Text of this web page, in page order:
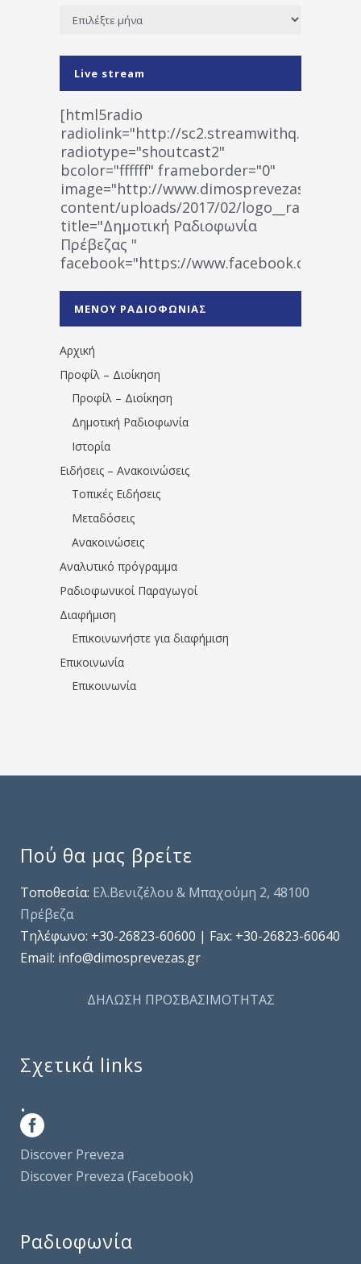
Ιστορικό
Live stream
[html5radio
radiolink="http://
radiotype="shoutcast2"
bcolor="ffffff" frameborder="0"
image="http://www.dimosprevezas.gr/wp-
content/uploads/2017/02/
title="Δημοτική Ραδιοφωνία
Πρέβεζας "
facebook="https://www.facebook.com/
1531194763766854/" artist="" ]
ΜΕΝΟΥ ΡΑΔΙΟΦΩΝΙΑΣ
Αρχική
Προφίλ – Διοίκηση
Προφίλ – Διοίκηση
Δημοτική Ραδιοφωνία
Ιστορία
Ειδήσεις – Ανακοινώσεις
Τοπικές Ειδήσεις
Μεταδόσεις
Ανακοινώσεις
Αναλυτικό πρόγραμμα
Ραδιοφωνικοί Παραγωγοί
Διαφήμιση
Επικοινωνήστε για διαφήμιση
Επικοινωνία
Επικοινωνία
Πού θα μας βρείτε
Τοποθεσία: Ελ.Βενιζέλου & Μπαχούμη 2, 48100
Πρέβεζα
Τηλέφωνo: +30-26823-60600 | Fax: +30-26823-60640
Email: info@dimosprevezas.gr
ΔΗΛΩΣΗ ΠΡΟΣΒΑΣΙΜΟΤΗΤΑΣ
Σχετικά links
.
Discover Preveza
Discover Preveza (Facebook)
Ραδιοφωνία